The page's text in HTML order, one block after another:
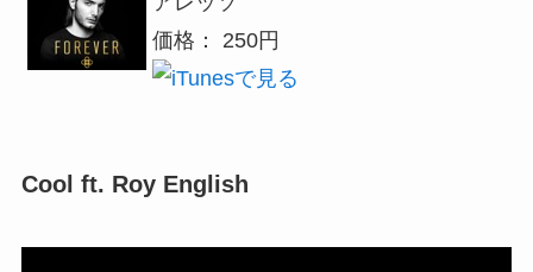
価格： 250円
Cool ft. Roy English